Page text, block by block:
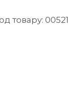
товару: 00521